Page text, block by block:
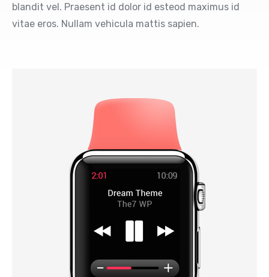
blandit vel. Praesent id dolor id esteod maximus id
vitae eros. Nullam vehicula mattis sapien.